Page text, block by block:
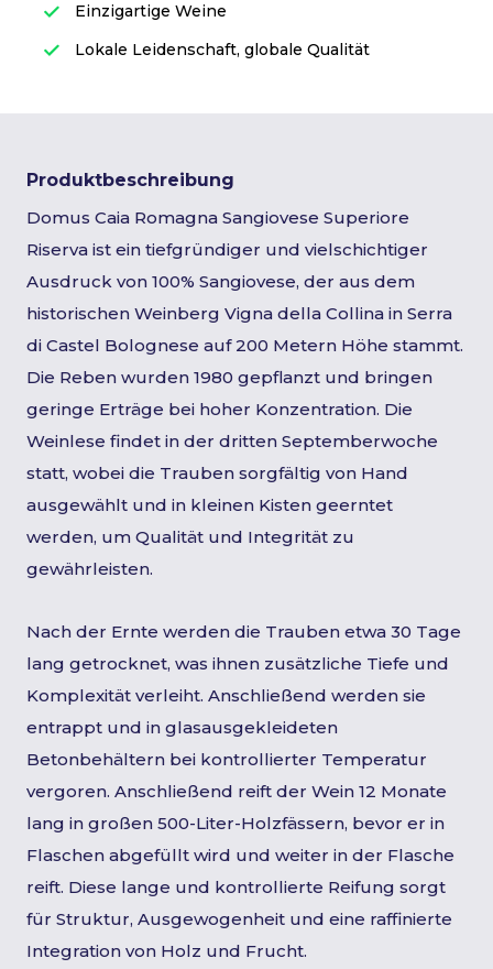
Einzigartige Weine
Lokale Leidenschaft, globale Qualität
Produktbeschreibung
Domus Caia Romagna Sangiovese Superiore
Riserva ist ein tiefgründiger und vielschichtiger
Ausdruck von 100% Sangiovese, der aus dem
historischen Weinberg Vigna della Collina in Serra
di Castel Bolognese auf 200 Metern Höhe stammt.
Die Reben wurden 1980 gepflanzt und bringen
geringe Erträge bei hoher Konzentration. Die
Weinlese findet in der dritten Septemberwoche
statt, wobei die Trauben sorgfältig von Hand
ausgewählt und in kleinen Kisten geerntet
werden, um Qualität und Integrität zu
gewährleisten.
Nach der Ernte werden die Trauben etwa 30 Tage
lang getrocknet, was ihnen zusätzliche Tiefe und
Komplexität verleiht. Anschließend werden sie
entrappt und in glasausgekleideten
Betonbehältern bei kontrollierter Temperatur
vergoren. Anschließend reift der Wein 12 Monate
lang in großen 500-Liter-Holzfässern, bevor er in
Flaschen abgefüllt wird und weiter in der Flasche
reift. Diese lange und kontrollierte Reifung sorgt
für Struktur, Ausgewogenheit und eine raffinierte
Integration von Holz und Frucht.